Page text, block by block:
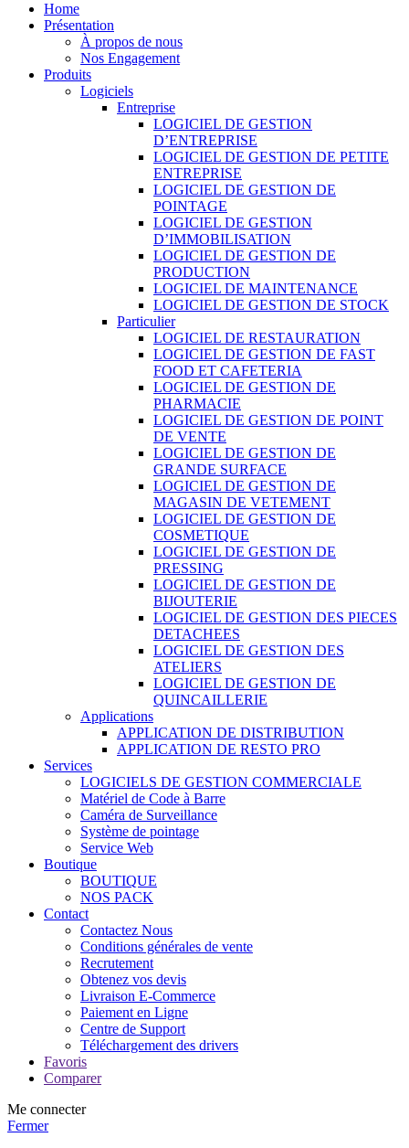
Home
Présentation
À propos de nous
Nos Engagement
Produits
Logiciels
Entreprise
LOGICIEL DE GESTION
D’ENTREPRISE
LOGICIEL DE GESTION DE PETITE
ENTREPRISE
LOGICIEL DE GESTION DE
POINTAGE
LOGICIEL DE GESTION
D’IMMOBILISATION
LOGICIEL DE GESTION DE
PRODUCTION
LOGICIEL DE MAINTENANCE
LOGICIEL DE GESTION DE STOCK
Particulier
LOGICIEL DE RESTAURATION
LOGICIEL DE GESTION DE FAST
FOOD ET CAFETERIA
LOGICIEL DE GESTION DE
PHARMACIE
LOGICIEL DE GESTION DE POINT
DE VENTE
LOGICIEL DE GESTION DE
GRANDE SURFACE
LOGICIEL DE GESTION DE
MAGASIN DE VETEMENT
LOGICIEL DE GESTION DE
COSMETIQUE
LOGICIEL DE GESTION DE
PRESSING
LOGICIEL DE GESTION DE
BIJOUTERIE
LOGICIEL DE GESTION DES PIECES
DETACHEES
LOGICIEL DE GESTION DES
ATELIERS
LOGICIEL DE GESTION DE
QUINCAILLERIE
Applications
APPLICATION DE DISTRIBUTION
APPLICATION DE RESTO PRO
Services
LOGICIELS DE GESTION COMMERCIALE
Matériel de Code à Barre
Caméra de Surveillance
Système de pointage
Service Web
Boutique
BOUTIQUE
NOS PACK
Contact
Contactez Nous
Conditions générales de vente
Recrutement
Obtenez vos devis
Livraison E-Commerce
Paiement en Ligne
Centre de Support
Téléchargement des drivers
Favoris
Comparer
Me connecter
Fermer